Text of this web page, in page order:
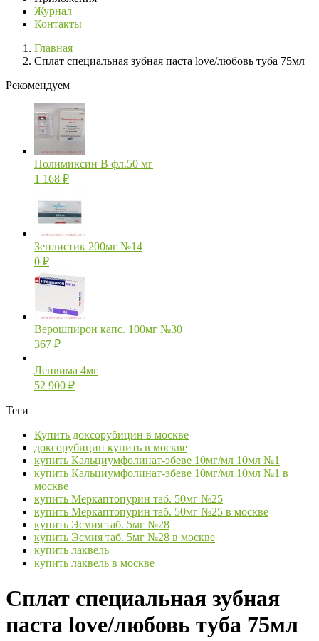
Журнал
Контакты
Главная
Сплат специальная зубная паста love/любовь туба 75мл
Рекомендуем
Полимиксин В фл.50 мг
1 168 ₽
Зенлистик 200мг №14
0 ₽
Верошпирон капс. 100мг №30
367 ₽
Ленвима 4мг
52 900 ₽
Теги
Купить доксорубицин в москве
доксорубицин купить в москве
купить Кальциумфолинат-эбеве 10мг/мл 10мл №1
купить Кальциумфолинат-эбеве 10мг/мл 10мл №1 в
москве
купить Меркаптопурин таб. 50мг №25
купить Меркаптопурин таб. 50мг №25 в москве
купить Эсмия таб. 5мг №28
купить Эсмия таб. 5мг №28 в москве
купить лаквель
купить лаквель в москве
Сплат специальная зубная
паста love/любовь туба 75мл